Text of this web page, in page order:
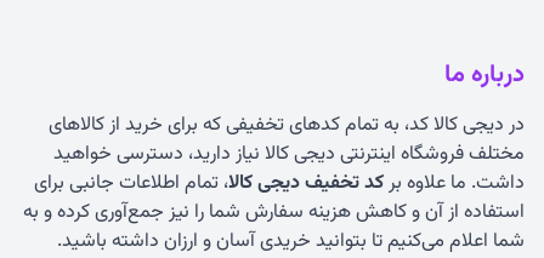
درباره ما
در دیجی کالا کد، به تمام کدهای تخفیفی که برای خرید از کالاهای
مختلف فروشگاه اینترنتی دیجی کالا نیاز دارید، دسترسی خواهید
داشت. ما علاوه برکد تخفیف دیجی کالا، تمام اطلاعات جانبی برای
استفاده از آن و کاهش هزینه سفارش شما را نیز جمع‌آوری کرده و به
شما اعلام می‌کنیم تا بتوانید خریدی آسان و ارزان داشته باشید.